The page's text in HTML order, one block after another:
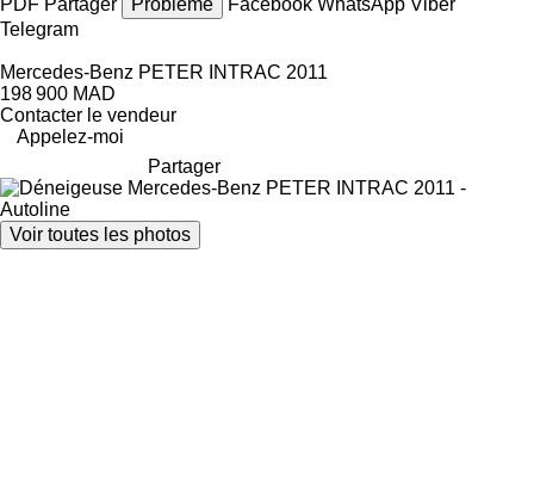
Telegram
Mercedes-Benz PETER INTRAC 2011
198 900 MAD
Contacter le vendeur
Appelez-moi
Partager
Voir toutes les photos